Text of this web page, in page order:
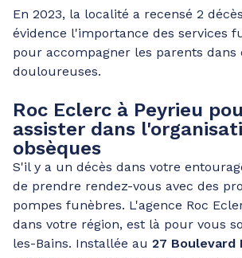
En 2023, la localité a recensé 2
évidence l'importance des services
pour accompagner les parents dans
douloureuses.
Roc Eclerc à Peyrieu
assister dans
obsèques
S'il y a un décès dans votre
de prendre rendez-vous avec des
pompes funèbres. L'agence Roc
dans votre région, est là pour vous
les-Bains. Installée au 27 Boulevard